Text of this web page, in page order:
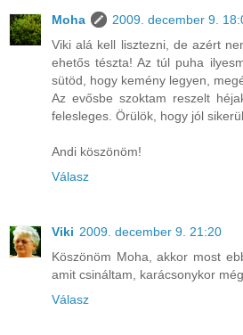
Moha
2009. december 9.
Viki alá kell lisztezni, de azért
ehetős tészta! Az túl puha
sütöd, hogy kemény legyen,
Az evősbe szoktam reszelt
felesleges. Örülök, hogy jól
Andi köszönöm!
Válasz
Viki 2009. december 9. 21:20
Köszönöm Moha, akkor most
amit csináltam, karácsonykor
Válasz